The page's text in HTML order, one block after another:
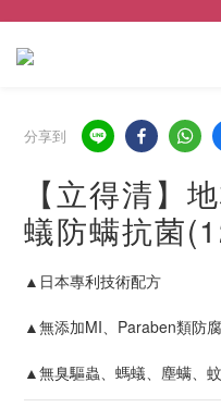
分享到
【立得清】
蟻防螨抗菌
▲日本專利技術配方
▲無添加MI、Paraben類防
▲無臭驅蟲、螞蟻、塵螨、